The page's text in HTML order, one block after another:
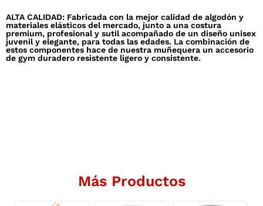
ALTA CALIDAD: Fabricada con la mejor calidad de algodón y
materiales elásticos del mercado, junto a una costura
premium, profesional y sutil acompañado de un diseño unisex
juvenil y elegante, para todas las edades. La combinación de
estos componentes hace de nuestra muñequera un accesorio
de gym duradero resistente ligero y consistente.
Más Productos